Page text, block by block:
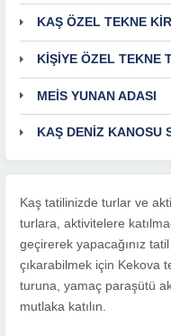
KAŞ ÖZEL TEKNE
KİŞİYE ÖZEL TEKNE
MEİS YUNAN ADASI
KAŞ DENİZ KANOSU
Kaş tatilinizde turlar ve
turlara, aktivitelere
geçirerek yapacağınız tatil
çıkarabilmek için Kekova
turuna, yamaç paraşütü
mutlaka katılın.